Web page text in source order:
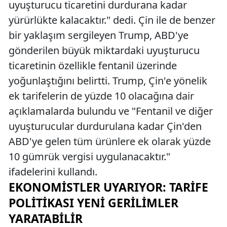
uyuşturucu ticaretini durdurana kadar
yürürlükte kalacaktır." dedi. Çin ile de benzer
bir yaklaşım sergileyen Trump, ABD'ye
gönderilen büyük miktardaki uyuşturucu
ticaretinin özellikle fentanil üzerinde
yoğunlaştığını belirtti. Trump, Çin'e yönelik
ek tarifelerin de yüzde 10 olacağına dair
açıklamalarda bulundu ve "Fentanil ve diğer
uyuşturucular durdurulana kadar Çin'den
ABD'ye gelen tüm ürünlere ek olarak yüzde
10 gümrük vergisi uygulanacaktır."
ifadelerini kullandı.
EKONOMISTLER UYARIYOR: TARIFE
POLITIKASI YENI GERILIMLER
YARATABILIR